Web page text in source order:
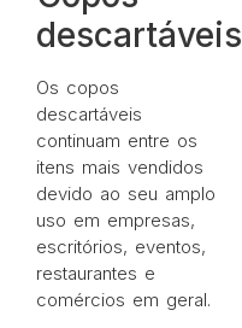
descartáveis
Os copos
descartáveis
continuam entre os
itens mais vendidos
devido ao seu amplo
uso em empresas,
escritórios, eventos,
restaurantes e
comércios em geral.